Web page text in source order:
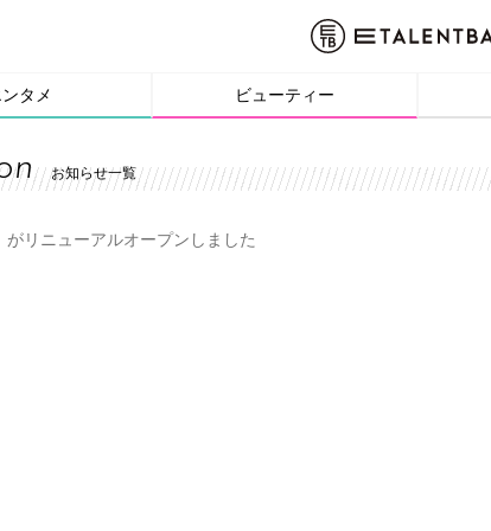
タメ ビューティー
お知らせ一覧
がリニューアルオープンしました